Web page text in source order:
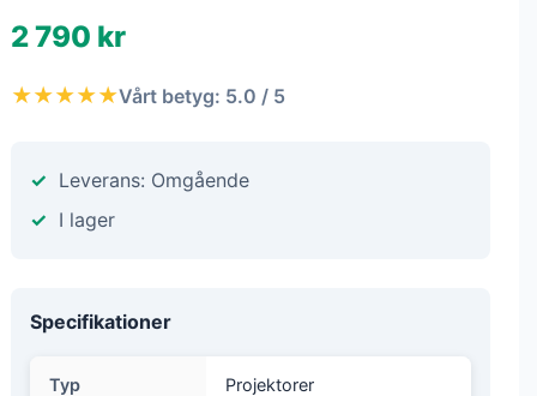
2 790 kr
★★★★★Vårt betyg: 5.0 / 5
Leverans: Omgående
I lager
Specifikationer
Typ Projektorer